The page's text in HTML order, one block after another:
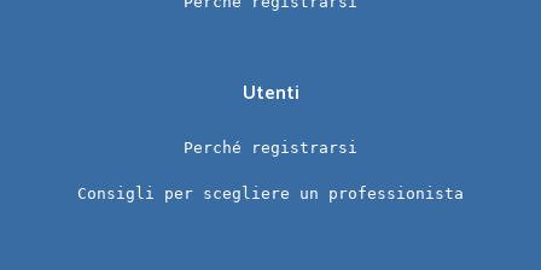
Utenti
Perché registrarsi
Consigli per scegliere un professionista